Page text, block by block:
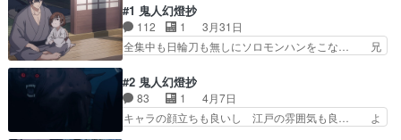
いたっておかしくはないだろ。死ぬ… いやぁ安濃
監督のOVA『妖魔』を思い出し… なるほど、ミウ
ラ殿の兄はイジメでシカトさ… 武家の嫡男三浦直
次在衛はある奇妙な悩みを… これで喜ぶのなんて
原作ファンだけややっぱ… 犯人はこの中に…いな
さそうか？ 展開の予…
#1 鬼人幻燈抄
112 1
3月31日
全集中も日輪刀も無しにソロモンハンをこな… 兄
ぎる！！！！！！！！！！！！！！！！… これか
ら始まるメインの前日譚、エピソード… 甚太は白
雪が好きだが、白雪がいつきひめと… ちょいちょ
い画がヤバすぎて気になっちゃう… OP、いきな
#2 鬼人幻燈抄
83 1
4月7日
キャラの顔立ちも良いし 江戸の雰囲気も良… よ